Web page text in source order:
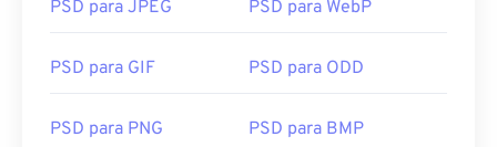
PSD para JPEG PSD para WebP
PSD para GIF PSD para ODD
PSD para PNG PSD para BMP